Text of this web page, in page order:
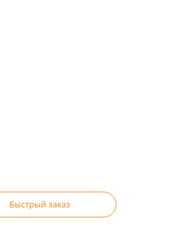
Быстрый заказ